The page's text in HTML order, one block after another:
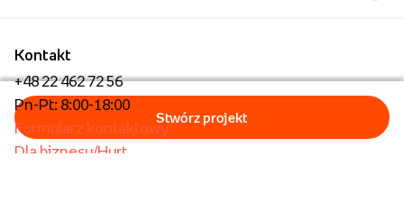
Kontakt
+48 22 462 72 56
Pn-Pt: 8:00-18:00
Formularz kontaktowy
Dla biznesu/Hurt